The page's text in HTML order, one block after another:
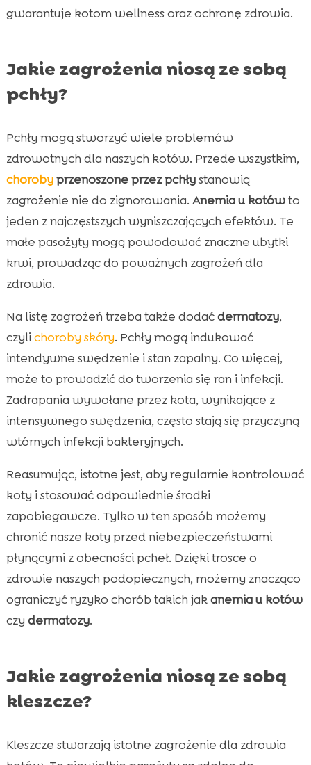
gwarantuje kotom wellness oraz ochronę zdrowia.
Jakie zagrożenia niosą ze sobą
pchły?
Pchły mogą stworzyć wiele problemów
zdrowotnych dla naszych kotów. Przede wszystkim,
chorobyprzenoszone przez pchłystanowią
zagrożenie nie do zignorowania. Anemia u kotówto
jeden z najczęstszych wyniszczających efektów. Te
małe pasożyty mogą powodować znaczne ubytki
krwi, prowadząc do poważnych zagrożeń dla
zdrowia.
Na listę zagrożeń trzeba także dodaćdermatozy,
czylichoroby skóry. Pchły mogą indukować
intendywne swędzenie i stan zapalny. Co więcej,
może to prowadzić do tworzenia się ran i infekcji.
Zadrapania wywołane przez kota, wynikające z
intensywnego swędzenia, często stają się przyczyną
wtórnych infekcji bakteryjnych.
Reasumując, istotne jest, aby regularnie kontrolować
koty i stosować odpowiednie środki
zapobiegawcze. Tylko w ten sposób możemy
chronić nasze koty przed niebezpieczeństwami
płynącymi z obecności pcheł. Dzięki trosce o
zdrowie naszych podopiecznych, możemy znacząco
ograniczyć ryzyko chorób takich jakanemia u kotów
czy dermatozy.
Jakie zagrożenia niosą ze sobą
kleszcze?
Kleszcze stwarzają istotne zagrożenie dla zdrowia